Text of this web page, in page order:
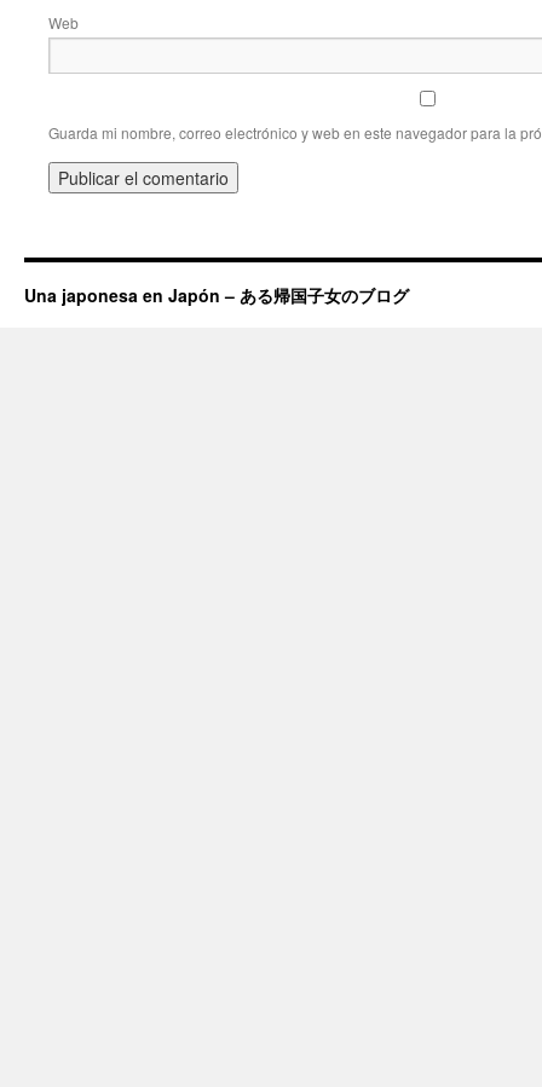
Web
Guarda mi nombre, correo electrónico y web en este navegador para la
Una japonesa en Japón – ある帰国子女のブログ